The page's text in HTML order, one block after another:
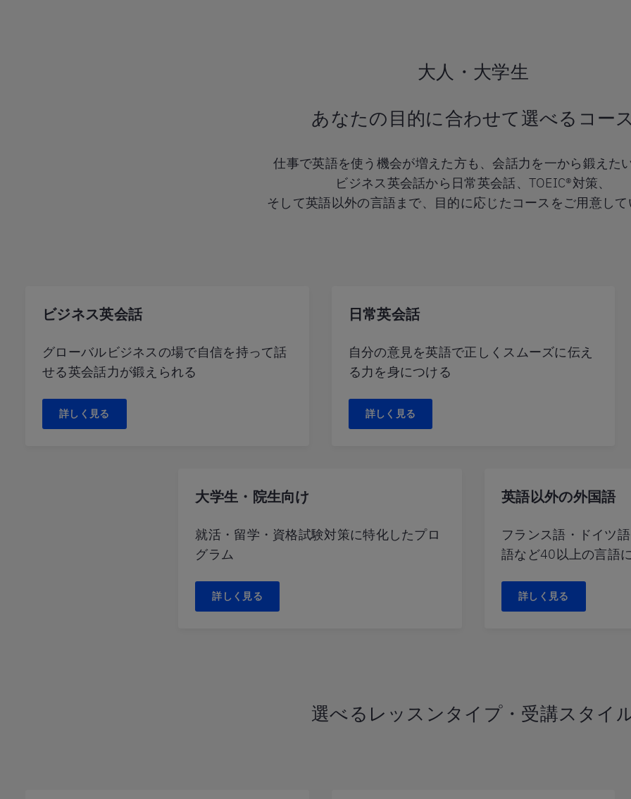
大人・大学生
あなたの目的に合わせて選べるコース
仕事で英語を使う機会が増えた方も、会話力を一から鍛えたい
ビジネス英会話から日常英会話、TOEIC®対策、
そして英語以外の言語まで、目的に応じたコースをご用意して
ビジネス英会話
グローバルビジネスの場で自信を持って話
せる英会話力が鍛えられる
詳しく見る
日常英会話
自分の意見を英語で正しくスムーズに伝え
る力を身につける
詳しく見る
大学生・院生向け
就活・留学・資格試験対策に特化したプロ
グラム
詳しく見る
英語以外の外国語
フランス語・ドイツ
語など40以上の言語
詳しく見る
選べるレッスンタイプ・受講スタイ